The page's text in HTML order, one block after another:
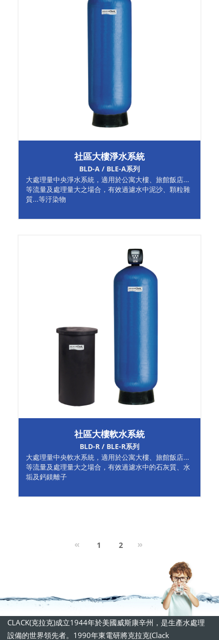
社區大樓淨水系統
BLD-A / BLE-A系列
大處理量中央淨水系統，適用於公寓大樓、旅館飯店...
等流量及處理量大之場合，有效過濾水中泥沙、顆粒雜
質...等汙染物
社區大樓軟水系統
BLD-R / BLE-R系列
大處理量中央軟水系統，適用於公寓大樓、旅館飯店...
等流量及處理量大之場合，有效過濾水中的石灰質、水
垢及鈣鎂離子
«Previous
1 2 »Next
CLACK(克拉克)成立1944年於美國威斯康辛州，是生產水處理
設備的世界領先者。1990年東電研將克拉克(Clack